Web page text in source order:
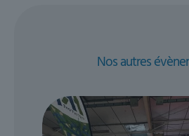
Nos autres